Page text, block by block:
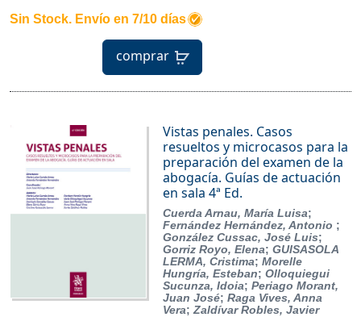
Sin Stock. Envío en 7/10 días
comprar
Vistas penales. Casos
resueltos y microcasos para la
preparación del examen de la
abogacía. Guías de actuación
en sala 4ª Ed.
Cuerda Arnau, María Luisa;
Fernández Hernández, Antonio ;
González Cussac, José Luis;
Gorriz Royo, Elena; GUISASOLA
LERMA, Cristima; Morelle
Hungría, Esteban; Olloquiegui
Sucunza, Idoia; Periago Morant,
Juan José; Raga Vives, Anna
Vera; Zaldívar Robles, Javier